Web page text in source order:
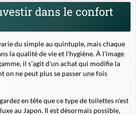
dans le confort
du simple au quintuple, mais chaque
la qualité de vie et l'hygiène. À l'image
il s'agit d'un achat qui modifie la
ne peut plus se passer une fois
en tête que ce type de toilettes n'est
au Japon. Il est désormais possible,